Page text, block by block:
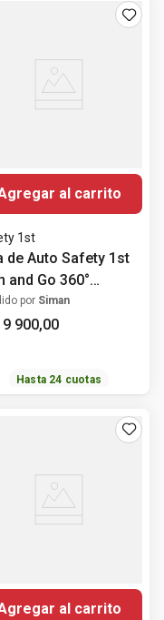
al carrito
1st
de Auto Safety 1st
and Go 360°
All-in-One
por Siman
900,00
Hasta 24 cuotas
al carrito